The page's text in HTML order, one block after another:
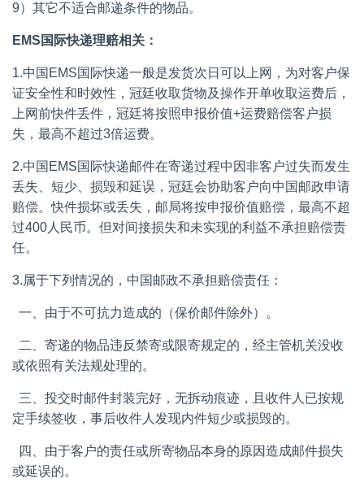
9）其它不适合邮递条件的物品。
EMS国际快递理赔相关：
1.中国EMS国际快递一般是发货次日可以上网，为对客户保
证安全性和时效性，冠廷收取货物及操作开单收取运费后，
上网前快件丢件，冠廷将按照申报价值+运费赔偿客户损
失，最高不超过3倍运费。
2.中国EMS国际快递邮件在寄递过程中因非客户过失而发生
丢失、短少、损毁和延误，冠廷会协助客户向中国邮政申请
赔偿。快件损坏或丢失，邮局将按申报价值赔偿，最高不超
过400人民币。但对间接损失和未实现的利益不承担赔偿责
任。
3.属于下列情况的，中国邮政不承担赔偿责任：
一、由于不可抗力造成的（保价邮件除外）。
二、寄递的物品违反禁寄或限寄规定的，经主管机关没收
或依照有关法规处理的。
三、投交时邮件封装完好，无拆动痕迹，且收件人已按规
定手续签收，事后收件人发现内件短少或损毁的。
四、由于客户的责任或所寄物品本身的原因造成邮件损失
或延误的。